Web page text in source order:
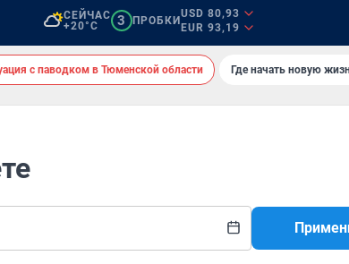
СЕЙЧАС
+20°C
3 ПРОБКИ
USD 80,93
EUR 93,19
с паводком в Тюменской области Где начать новую